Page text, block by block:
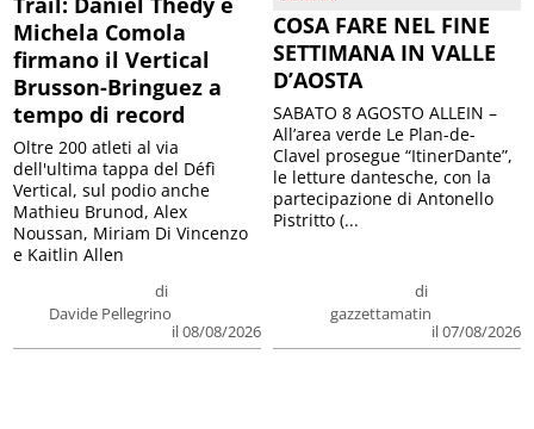
Michela Comola
firmano il Vertical
Brusson-Bringuez a
tempo di record
di
Davide Pellegrino
il 08/08/2026
Oltre 200 atleti al via
dell'ultima tappa del Défì
Vertical, sul podio anche
Mathieu Brunod, Alex
Noussan, Miriam Di Vincenzo
e Kaitlin Allen
COSA FARE NEL FINE
SETTIMANA IN VALLE
D’AOSTA
di
gazzettamatin
il 07/08/2026
SABATO 8 AGOSTO ALLEIN –
All’area verde Le Plan-de-
Clavel prosegue “ItinerDante”,
le letture dantesche, con la
partecipazione di Antonello
Pistritto (...